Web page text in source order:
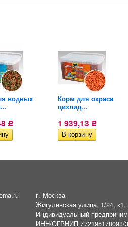
водных
Р
Корм для окраса
цихлид...
1 939,13 Р
г. Москва
Жигулевская улица, 1/24,
Индивидуальный
ИНН/ОГРНИП 772195178093/